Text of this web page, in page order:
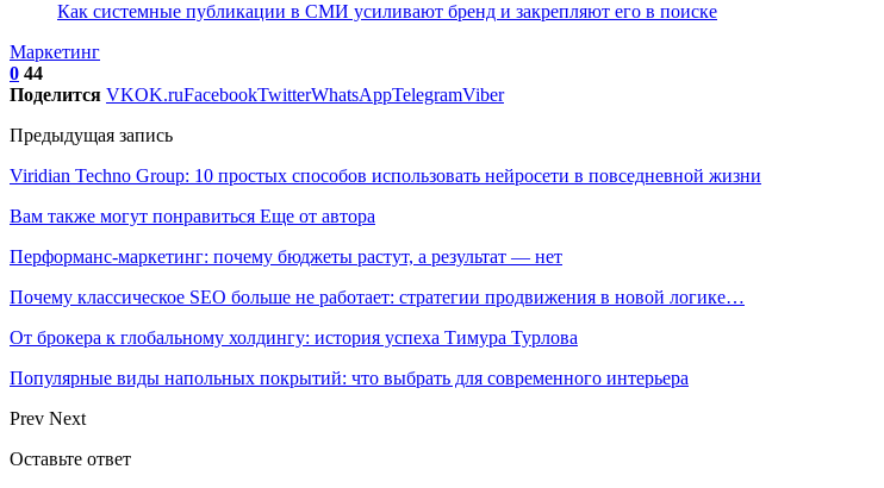
Как системные публикации в СМИ усиливают бренд и закрепляют его в поиске
Маркетинг
0 44
Поделится VKOK.ruFacebookTwitterWhatsAppTelegramViber
Предыдущая запись
Viridian Techno Group: 10 простых способов использовать нейросети в повседневной жизни
Вам также могут понравиться Еще от автора
Перформанс-маркетинг: почему бюджеты растут, а результат — нет
Почему классическое SEO больше не работает: стратегии продвижения в новой логике…
От брокера к глобальному холдингу: история успеха Тимура Турлова
Популярные виды напольных покрытий: что выбрать для современного интерьера
Prev Next
Оставьте ответ